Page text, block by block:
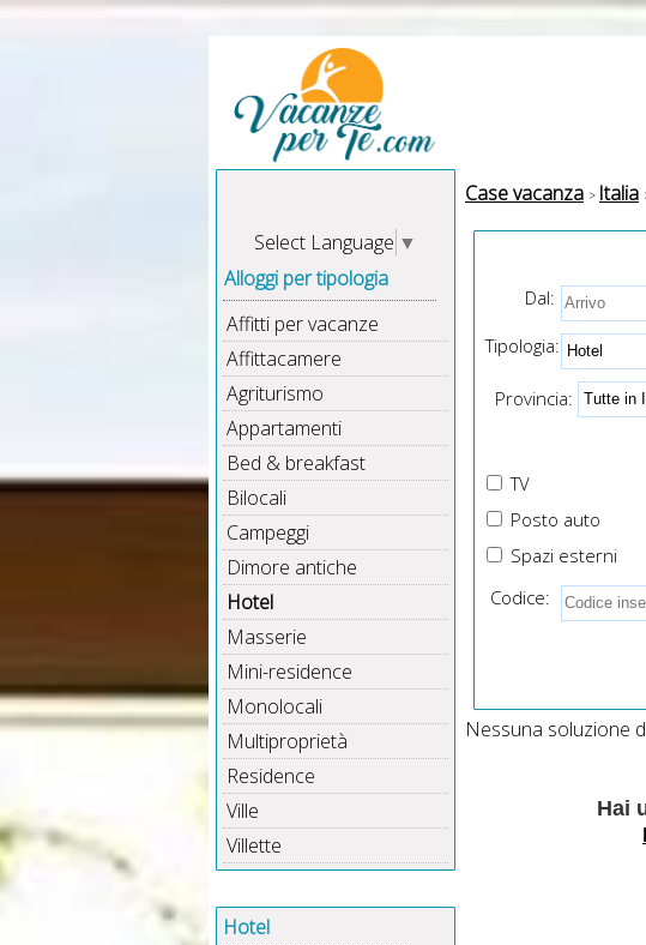
Select Language ▼
Alloggi per tipologia
Affitti per vacanze
Affittacamere
Agriturismo
Appartamenti
Bed & breakfast
Bilocali
Campeggi
Dimore antiche
Hotel
Masserie
Mini-residence
Monolocali
Multiproprietà
Residence
Ville
Villette
Hotel
Case vacanza Italia
Dal:
Tipologia:
Provincia:
TV
Posto auto
Spazi esterni
Codice:
Nessuna soluzione
Hai